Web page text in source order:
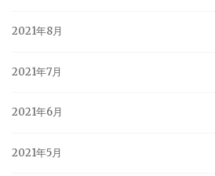
2021年8月
2021年7月
2021年6月
2021年5月